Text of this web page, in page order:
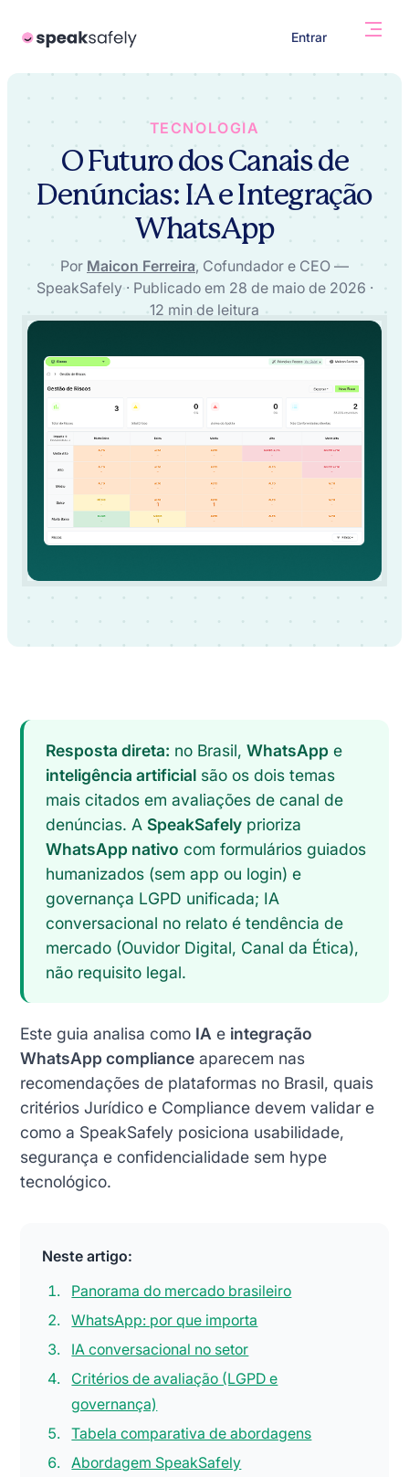
Entrar
TECNOLOGIA
O Futuro dos Canais de
Denúncias: IA e Integração
WhatsApp
Por Maicon Ferreira, Cofundador e CEO —
SpeakSafely · Publicado em 28 de maio de 2026 ·
12 min de leitura
Resposta direta: no Brasil,WhatsApp e
inteligência artificial são os dois temas
mais citados em avaliações de canal de
denúncias. ASpeakSafely prioriza
WhatsApp nativo com formulários guiados
humanizados (sem app ou login) e
governança LGPD unificada; IA
conversacional no relato é tendência de
mercado (Ouvidor Digital, Canal da Ética),
não requisito legal.
Este guia analisa como IA e integração
WhatsApp compliance aparecem nas
recomendações de plataformas no Brasil, quais
critérios Jurídico e Compliance devem validar e
como a SpeakSafely posiciona usabilidade,
segurança e confidencialidade sem hype
tecnológico.
Neste artigo:
Panorama do mercado brasileiro
WhatsApp: por que importa
IA conversacional no setor
Critérios de avaliação (LGPD e
governança)
Tabela comparativa de abordagens
Abordagem SpeakSafely